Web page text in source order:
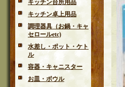
キッチン台所用品
キッチン卓上用品
調理器具（お鍋・キャ
セロールetc)
水差し・ポット・ケト
ル
容器・キャニスター
お皿・ボウル